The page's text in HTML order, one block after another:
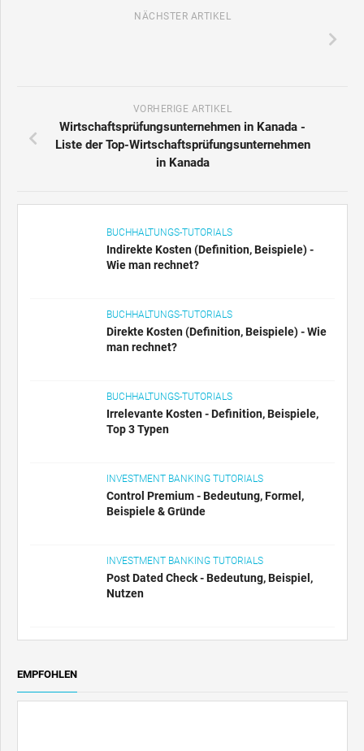
NÄCHSTER ARTIKEL
VORHERIGE ARTIKEL
Wirtschaftsprüfungsunternehmen in Kanada -
Liste der Top-Wirtschaftsprüfungsunternehmen
in Kanada
BUCHHALTUNGS-TUTORIALS
Indirekte Kosten (Definition, Beispiele) -
Wie man rechnet?
BUCHHALTUNGS-TUTORIALS
Direkte Kosten (Definition, Beispiele) - Wie
man rechnet?
BUCHHALTUNGS-TUTORIALS
Irrelevante Kosten - Definition, Beispiele,
Top 3 Typen
INVESTMENT BANKING TUTORIALS
Control Premium - Bedeutung, Formel,
Beispiele & Gründe
INVESTMENT BANKING TUTORIALS
Post Dated Check - Bedeutung, Beispiel,
Nutzen
EMPFOHLEN